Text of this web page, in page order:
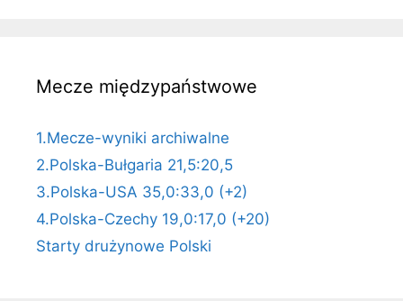
Mecze międzypaństwowe
1.Mecze-wyniki archiwalne
2.Polska-Bułgaria 21,5:20,5
3.Polska-USA 35,0:33,0 (+2)
4.Polska-Czechy 19,0:17,0 (+20)
Starty drużynowe Polski